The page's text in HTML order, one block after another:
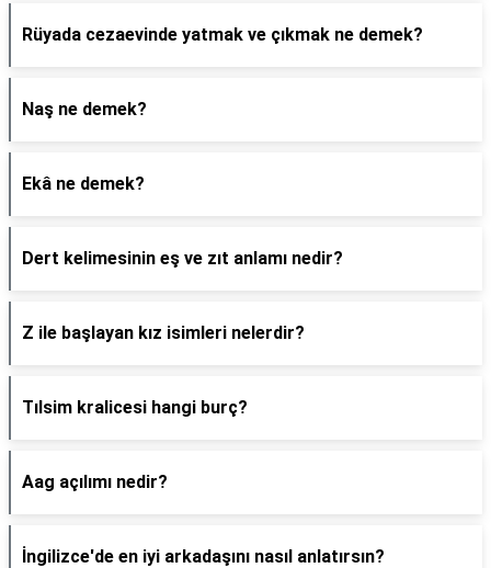
Rüyada cezaevinde yatmak ve çıkmak ne demek?
Naş ne demek?
Ekâ ne demek?
Dert kelimesinin eş ve zıt anlamı nedir?
Z ile başlayan kız isimleri nelerdir?
Tılsim kralicesi hangi burç?
Aag açılımı nedir?
İngilizce'de en iyi arkadaşını nasıl anlatırsın?